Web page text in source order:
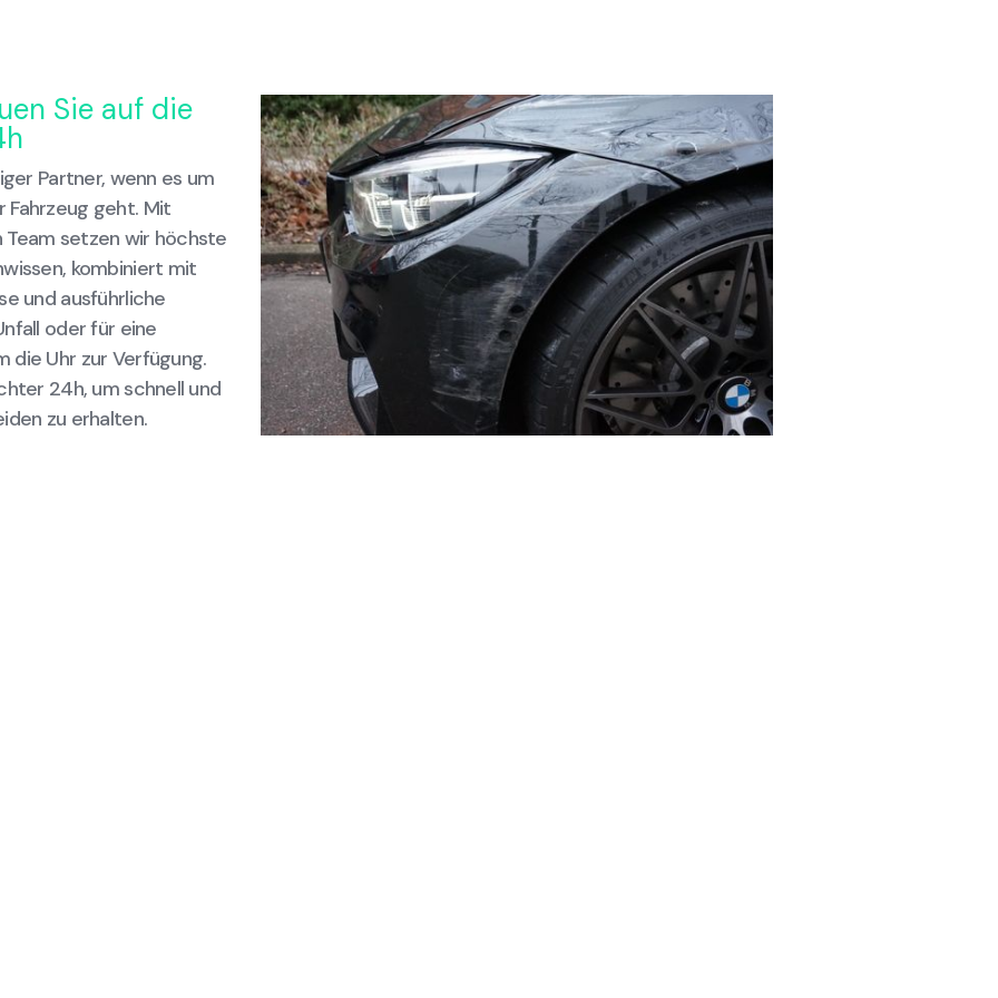
Sie auf die
Partner, wenn es um
geht. Mit
setzen wir höchste
kombiniert mit
und ausführliche
oder für eine
die Uhr zur Verfügung.
24h, um schnell und
zu erhalten.